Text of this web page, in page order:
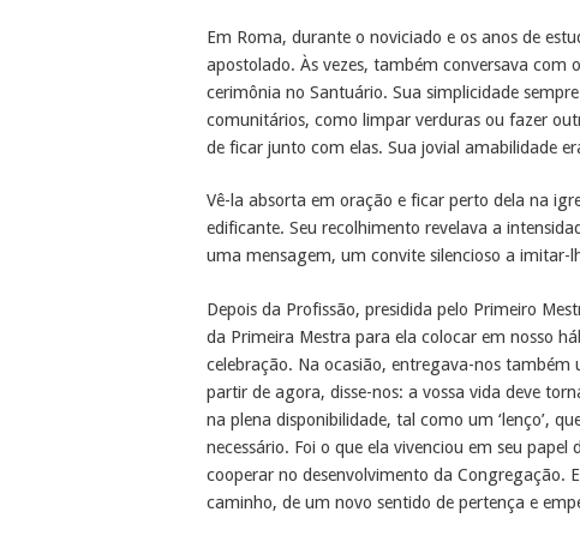
Em Roma, durante o noviciado e os anos de
apostolado. Às vezes, também conversava com
cerimônia no Santuário. Sua simplicidade
comunitários, como limpar verduras ou fazer
de ficar junto com elas. Sua jovial amabilidade
Vê-la absorta em oração e ficar perto dela na
edificante. Seu recolhimento revelava a
uma mensagem, um convite silencioso a imitar-
Depois da Profissão, presidida pelo Primeiro
da Primeira Mestra para ela colocar em nosso
celebração. Na ocasião, entregava-nos também
partir de agora, disse-nos: a vossa vida deve
na plena disponibilidade, tal como um ‘lenço’,
necessário. Foi o que ela vivenciou em seu
cooperar no desenvolvimento da
caminho, de um novo sentido de pertença e